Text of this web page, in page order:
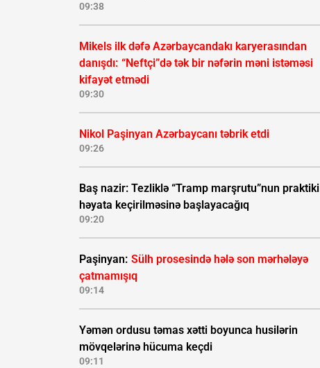
09:38
Mikels ilk dəfə Azərbaycandakı karyerasından
danışdı: “Neftçi”də tək bir nəfərin məni istəməsi
kifayət etmədi
09:30
Nikol Paşinyan Azərbaycanı təbrik etdi
09:26
Baş nazir: Tezliklə “Tramp marşrutu”nun praktiki
həyata keçirilməsinə başlayacağıq
09:20
Paşinyan: Sülh prosesində hələ son mərhələyə
çatmamışıq
09:14
Yəmən ordusu təmas xətti boyunca husilərin
mövqelərinə hücuma keçdi
09:11